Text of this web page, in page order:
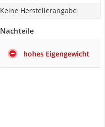
Keine Herstellerangabe
Nachteile
hohes Eigengewicht